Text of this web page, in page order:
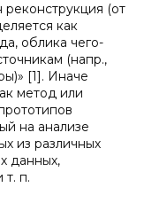
реконструкция (от
как
облика чего-
(напр.,
[1]. Иначе
метод или
на анализе
из различных
данных,
т. п.